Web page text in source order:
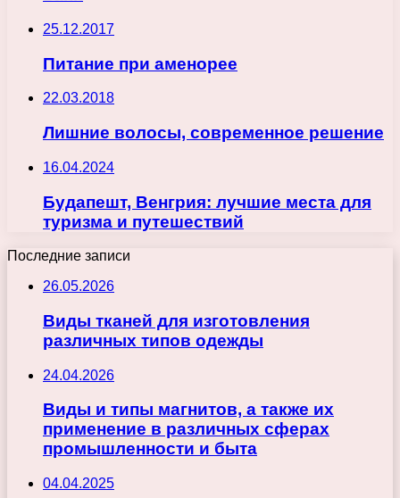
25.12.2017
Питание при аменорее
22.03.2018
Лишние волосы, современное решение
16.04.2024
Будапешт, Венгрия: лучшие места для
туризма и путешествий
Последние записи
26.05.2026
Виды тканей для изготовления
различных типов одежды
24.04.2026
Виды и типы магнитов, а также их
применение в различных сферах
промышленности и быта
04.04.2025